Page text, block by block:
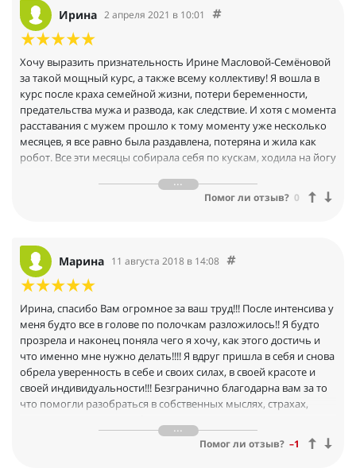
Ирина 2 апреля 2021 в 10:01
Хочу выразить признательность Ирине Масловой-Семёновой
за такой мощный курс, а также всему коллективу! Я вошла в
курс после краха семейной жизни, потери беременности,
предательства мужа и развода, как следствие. И хотя с момента
расставания с мужем прошло к тому моменту уже несколько
месяцев, я все равно была раздавлена, потеряна и жила как
робот. Все эти месяцы собирала себя по кускам, ходила на йогу
недостаточно... Никакие психологи, поддержка подруг и
родных не помогала. Я была на грани отчаяния. Работа стала
не могла быть наедине со своей болью и обидой, так как они
поглощали и опустошали меня. До ЖГ я занималась на
коротком курсе Ирины «Между нами тает лёд», и уже тогда
то невероятные вещи. Но потом я снова рухнула в свое
состояние. Этого курса ждала, как избавление. Он превзошел
все мои ожидания! К курсу ЖГ я подошла ответственно.
Занималась усердно, делала все упражнения и задания, все
медитации (часто по несколько раз). Уже на первом блоке
дошла и до своих безденежных привычек (на маме) и на своем
ощущении ждать одобрения, оправдываться (там же — на
маме) и многое другое. Стала меняться на глазах. Мои коллеги
на работе, которые очень близко меня знают уже давно и вся
Помог ли отзыв? 0
Марина 11 августа 2018 в 14:08
Ирина, спасибо Вам огромное за ваш труд!!! После интенсива у
меня будто все в голове по полочкам разложилось!! Я будто
прозрела и наконец поняла чего я хочу, как этого достичь и
что именно мне нужно делать!!!! Я вдруг пришла в себя и снова
обрела уверенность в себе и своих силах, в своей красоте и
своей индивидуальности!!! Безгранично благодарна вам за то
что помогли разобраться в собственных мыслях, страхах,
этим справиться и начать жить полной грудью!!!!!!! теперь я
уверена что смогу найти ответы на любые вопросы благодаря
Помог ли отзыв? –1